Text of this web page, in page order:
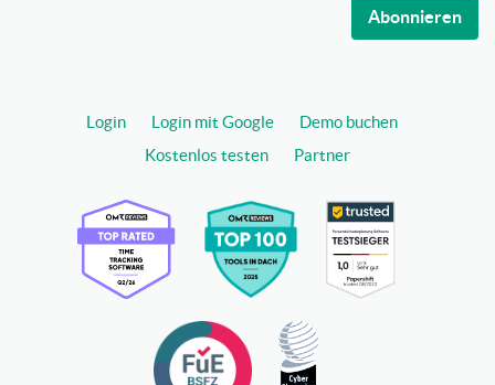
Abonnieren
Login Login mit Google
Demo buchen
Kostenlos testen
Partner